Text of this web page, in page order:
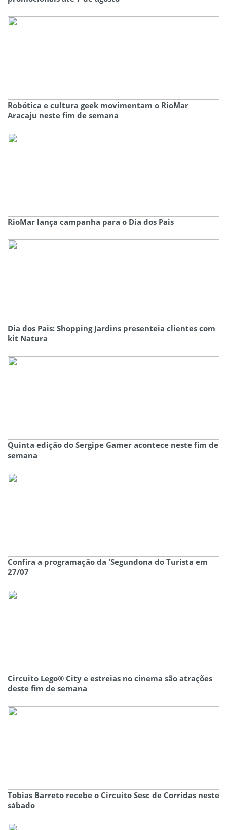
Robótica e cultura geek movimentam o RioMar
Aracaju neste fim de semana
RioMar lança campanha para o Dia dos Pais
Dia dos Pais: Shopping Jardins presenteia clientes com
kit Natura
Quinta edição do Sergipe Gamer acontece neste fim de
semana
Confira a programação da 'Segundona do Turista em
27/07
Circuito Lego® City e estreias no cinema são atrações
deste fim de semana
Tobias Barreto recebe o Circuito Sesc de Corridas neste
sábado